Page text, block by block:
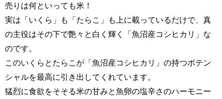
売りは何といっても米！
実は「いくら」も「たらこ」も上に載っているだけで、真
の主役はその下で艶々と白く輝く「魚沼産コシヒカリ」な
のです。
このいくらとたらこが「魚沼産コシヒカリ」の持つポテン
シャルを最高に引き出してくれています。
猛烈に食欲をそそる米の甘みと魚卵の塩辛さのハーモニー